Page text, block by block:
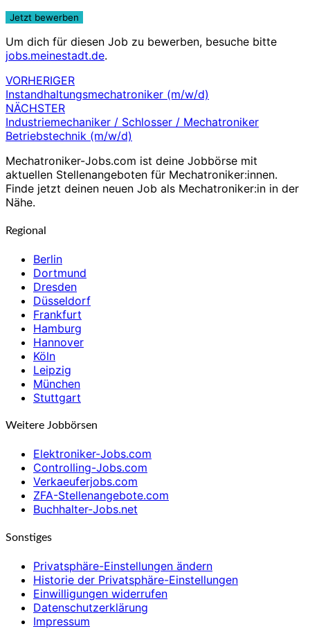
Um dich für diesen Job zu bewerben, besuche bitte
jobs.meinestadt.de.
Beitragsnavigation
VORHERIGER
Instandhaltungsmechatroniker (m/w/d)
NÄCHSTER
Industriemechaniker / Schlosser / Mechatroniker
Betriebstechnik (m/w/d)
Mechatroniker-Jobs.com ist deine Jobbörse mit
aktuellen Stellenangeboten für Mechatroniker:innen.
Finde jetzt deinen neuen Job als Mechatroniker:in in der
Nähe.
Regional
Berlin
Dortmund
Dresden
Düsseldorf
Frankfurt
Hamburg
Hannover
Köln
Leipzig
München
Stuttgart
Weitere Jobbörsen
Elektroniker-Jobs.com
Controlling-Jobs.com
Verkaeuferjobs.com
ZFA-Stellenangebote.com
Buchhalter-Jobs.net
Sonstiges
Privatsphäre-Einstellungen ändern
Historie der Privatsphäre-Einstellungen
Einwilligungen widerrufen
Datenschutzerklärung
Impressum